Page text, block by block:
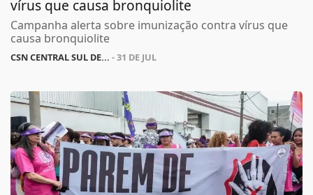
vírus que causa bronquiolite
Campanha alerta sobre imunização contra vírus que
causa bronquiolite
CSN CENTRAL SUL DE... - 31 DE JUL